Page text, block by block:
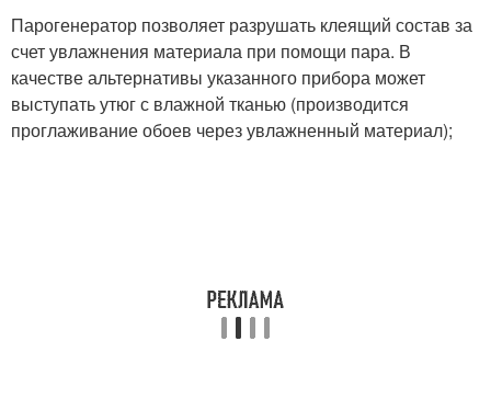
Парогенератор позволяет разрушать клеящий состав за
счет увлажнения материала при помощи пара. В
качестве альтернативы указанного прибора может
выступать утюг с влажной тканью (производится
проглаживание обоев через увлажненный материал);